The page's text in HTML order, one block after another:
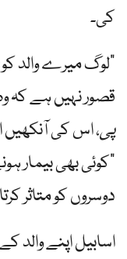
کی۔
"لوگ میرے والد
قصور نہیں ہے کہ
پی، اس کی آنکھیں
"کوئی بھی بیمار
دوسروں کو متاثر
اسابیل اپنے والد